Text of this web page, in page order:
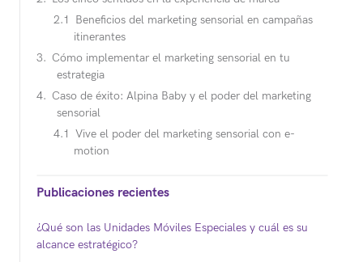
Beneficios del marketing sensorial en campañas
itinerantes
Cómo implementar el marketing sensorial en tu
estrategia
Caso de éxito: Alpina Baby y el poder del marketing
sensorial
Vive el poder del marketing sensorial con e-
motion
Publicaciones recientes
¿Qué son las Unidades Móviles Especiales y cuál es su
alcance estratégico?